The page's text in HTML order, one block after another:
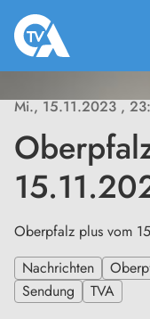
Mi., 15.11.2023,
Oberpfalz plus vom
Nachrichten
Sendung
TVA